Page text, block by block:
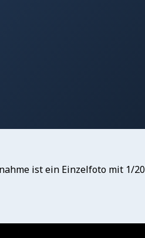
ist ein Einzelfoto mit 1/